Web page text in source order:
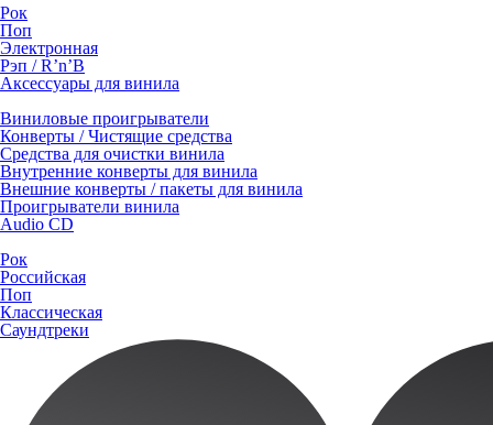
Рок
Поп
Электронная
Рэп / R’n’B
Аксессуары для винила
Виниловые проигрыватели
Конверты / Чистящие средства
Средства для очистки винила
Внутренние конверты для винила
Внешние конверты / пакеты для винила
Проигрыватели винила
Audio CD
Рок
Российская
Поп
Классическая
Саундтреки